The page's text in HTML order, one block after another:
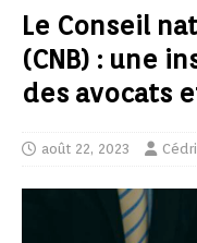
Le Conseil
(CNB) : une
des avocats
août 22, 2023